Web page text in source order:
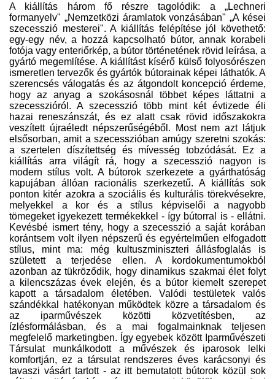
A kiállítás három fő részre tagolódik: a „Lechneri
formanyelv" „Nemzetközi áramlatok vonzásában" „A kései
szecesszió mesterei". A kiállítás felépítése jól követhető:
egy-egy név, a hozzá kapcsolható bútor, annak korabeli
fotója vagy enteriőrkép, a bútor történetének rövid leírása, a
gyártó megemlítése. A kiállítást kísérő külső folyosórészen
ismeretlen tervezők és gyártók bútorainak képei láthatók. A
szerencsés válogatás és az átgondolt koncepció érdeme,
hogy az anyag a szokásosnál többet képes láttatni a
szecesszióról. A szecesszió több mint két évtizede éli
hazai reneszánszát, és ez alatt csak rövid időszakokra
veszített újraéledt népszerűségéből. Most nem azt látjuk
elsősorban, amit a szecesszióban amúgy szeretni szokás:
a szertelen díszítettség és mívesség tobzódását. Ez a
kiállítás arra világít rá, hogy a szecesszió nagyon is
modern stílus volt. A bútorok szerkezete a gyárthatóság
kapujában állóan racionális szerkezetű. A kiállítás sok
ponton kitér azokra a szociális és kulturális törekvésekre,
melyekkel a kor és a stílus képviselői a nagyobb
tömegeket igyekezett termékekkel - így bútorral is - ellátni.
Kevésbé ismert tény, hogy a szecesszió a saját korában
korántsem volt ilyen népszerű és egyértelműen elfogadott
stílus, mint ma: még kultuszminiszteri állásfoglalás is
született a terjedése ellen. A kordokumentumokból
azonban az tükröződik, hogy dinamikus szakmai élet folyt
a kilencszázas évek elején, és a bútor kiemelt szerepet
kapott a társadalom életében. Valódi testületek valós
szándékkal hatékonyan működtek közre a társadalom és
az iparművészek közötti közvetítésben, az
ízlésformálásban, és a mai fogalmainknak teljesen
megfelelő marketingben. Így egyebek között Iparművészeti
Társulat munkálkodott a művészek és iparosok lelki
komfortján, ez a társulat rendszeres éves karácsonyi és
tavaszi vásárt tartott - az itt bemutatott bútorok közül sok